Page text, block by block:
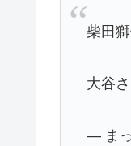
柴田
大谷
— ま